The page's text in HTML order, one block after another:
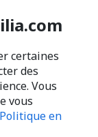
certaines
des
Vous
vous
Politique en